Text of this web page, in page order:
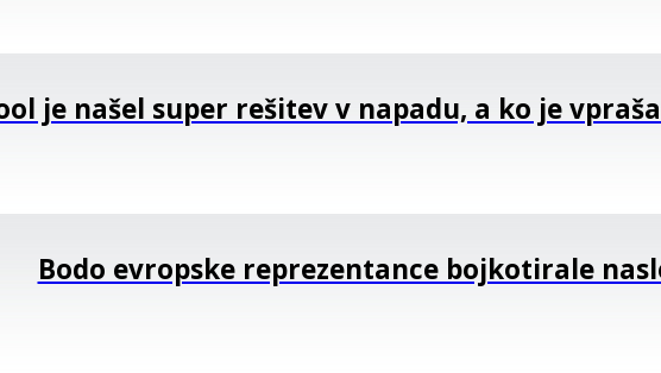
je našel super rešitev v napadu, a ko je
Bodo evropske reprezentance bojkotirale